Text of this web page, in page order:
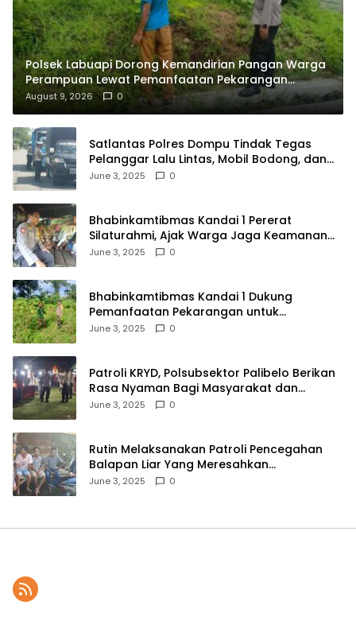
Polsek Labuapi Dorong Kemandirian Pangan Warga
Perampuan Lewat Pemanfaatan Pekarangan
Rumah
August 9, 2026 0
Satlantas Polres Dompu Tindak Tegas
Pelanggar Lalu Lintas, Mobil Bodong, dan
Kendaraan Tak Bayar Pajak
June 3, 2025 0
Bhabinkamtibmas Kandai 1 Pererat
Silaturahmi, Ajak Warga Jaga Keamanan
Lingkungan
June 3, 2025 0
Bhabinkamtibmas Kandai 1 Dukung
Pemanfaatan Pekarangan untuk
Ketahanan Pangan Menuju Indonesia Emas
June 3, 2025 0
Patroli KRYD, Polsubsektor Palibelo Berikan
Rasa Nyaman Bagi Masyarakat dan
Antisipasi Aksi Menjurus Premanisme
June 3, 2025 0
Rutin Melaksanakan Patroli Pencegahan
Balapan Liar Yang Meresahkan
Masyarakat, Polsek Soromandi
June 3, 2025 0